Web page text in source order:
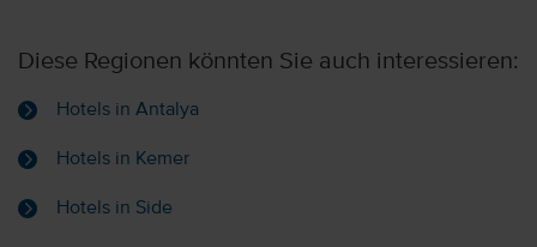
Diese Regionen könnten Sie auch interessieren:
Hotels in Antalya
Hotels in Kemer
Hotels in Side